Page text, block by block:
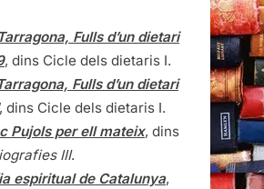
Fulls d’un dietari
, dins Cicle dels dietaris I.
Fulls d’un dietari
, dins Cicle dels dietaris I.
Pujols per ell mateix, dins
III.
espiritual de Catalunya,